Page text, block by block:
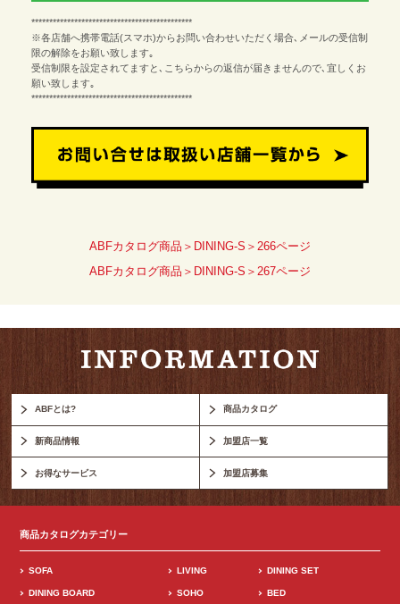
*********************************************
※各店舗へ携帯電話(スマホ)からお問い合わせいただく場合､メールの受信制
限の解除をお願い致します｡
受信制限を設定されてますと､こちらからの返信が届きませんので､宜しくお
願い致します｡
*********************************************
ABFカタログ商品＞DINING-S＞266ページ
ABFカタログ商品＞DINING-S＞267ページ
ABFとは? 商品カタログ
新商品情報 加盟店一覧
お得なサービス 加盟店募集
商品カタログカテゴリー
SOFA LIVING DINING SET
DINING BOARD SOHO BED